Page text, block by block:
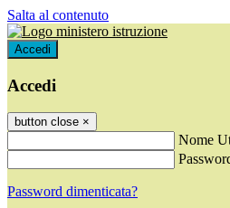
Salta al contenuto
Accedi
Accedi
button close ×
Nome
Password dimenticata?